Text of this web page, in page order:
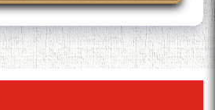
о
чьим